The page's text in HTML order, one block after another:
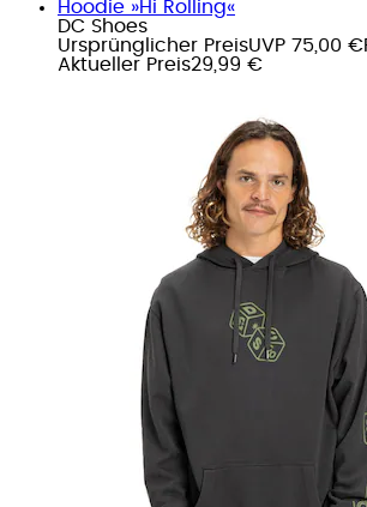
Hoodie »Hi Rolling«
DC Shoes
Ursprünglicher PreisUVP 75,00 €
Aktueller Preis29,99 €